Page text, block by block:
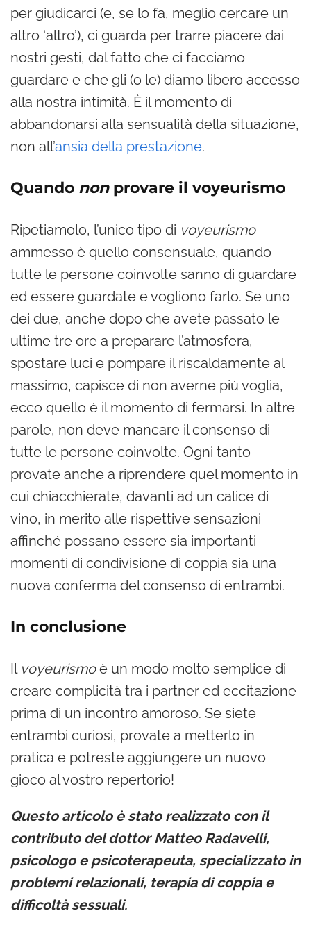
per giudicarci (e, se lo fa, meglio cercare un
altro ‘altro’), ci guarda per trarre piacere dai
nostri gesti, dal fatto che ci facciamo
guardare e che gli (o le) diamo libero accesso
alla nostra intimità. È il momento di
abbandonarsi alla sensualità della situazione,
non all’ansia della prestazione.
Quando nonprovare il voyeurismo
Ripetiamolo, l’unico tipo di voyeurismo
ammesso è quello consensuale, quando
tutte le persone coinvolte sanno di guardare
ed essere guardate e vogliono farlo. Se uno
dei due, anche dopo che avete passato le
ultime tre ore a preparare l’atmosfera,
spostare luci e pompare il riscaldamente al
massimo, capisce di non averne più voglia,
ecco quello è il momento di fermarsi. In altre
parole, non deve mancare il consenso di
tutte le persone coinvolte. Ogni tanto
provate anche a riprendere quel momento in
cui chiacchierate, davanti ad un calice di
vino, in merito alle rispettive sensazioni
affinché possano essere sia importanti
momenti di condivisione di coppia sia una
nuova conferma del consenso di entrambi.
In conclusione
Il voyeurismoè un modo molto semplice di
creare complicità tra i partner ed eccitazione
prima di un incontro amoroso. Se siete
entrambi curiosi, provate a metterlo in
pratica e potreste aggiungere un nuovo
gioco al vostro repertorio!
Questo articolo è stato realizzato con il
contributo del dottor Matteo Radavelli,
psicologo e psicoterapeuta, specializzato in
problemi relazionali, terapia di coppia e
difficoltà sessuali.